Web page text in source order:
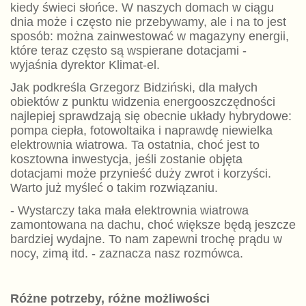
kiedy świeci słońce. W naszych domach w ciągu
dnia może i często nie przebywamy, ale i na to jest
sposób: można zainwestować w magazyny energii,
które teraz często są wspierane dotacjami -
wyjaśnia dyrektor Klimat-el.
Jak podkreśla Grzegorz Bidziński, dla małych
obiektów z punktu widzenia energooszczędności
najlepiej sprawdzają się obecnie układy hybrydowe:
pompa ciepła, fotowoltaika i naprawdę niewielka
elektrownia wiatrowa. Ta ostatnia, choć jest to
kosztowna inwestycja, jeśli zostanie objęta
dotacjami może przynieść duży zwrot i korzyści.
Warto już myśleć o takim rozwiązaniu.
- Wystarczy taka mała elektrownia wiatrowa
zamontowana na dachu, choć większe będą jeszcze
bardziej wydajne. To nam zapewni trochę prądu w
nocy, zimą itd. - zaznacza nasz rozmówca.
Różne potrzeby, różne możliwości